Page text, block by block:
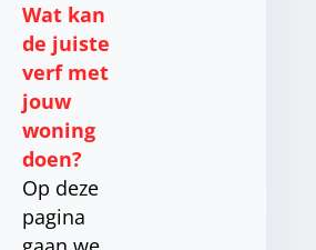
Wat kan
de juiste
verf met
jouw
woning
doen?
Op deze
pagina